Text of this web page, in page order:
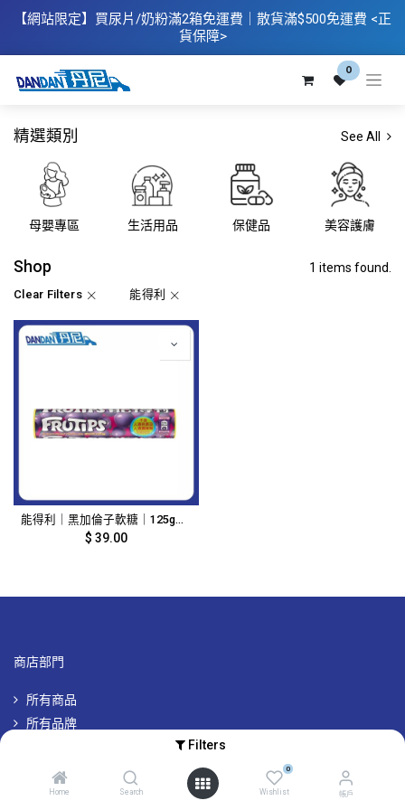
Filters
Home Search
0
Wishlist 帳戶
【網站限定】 買尿片/奶粉滿2箱免運費｜散​貨滿$500免運費 <正
貨保障>
0
精選類別 See All
母嬰專區 生活用品 保健品 美容護膚
Shop 1 items found.
Clear Filters 能得利
能得利｜黑加倫子軟糖｜125g｜7648
$ 39.00
商店部門
所有商品
所有品牌
帳戶及其他資訊